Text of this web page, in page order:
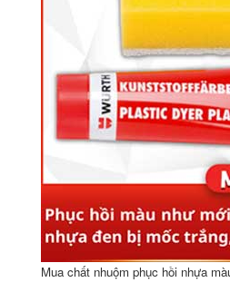
Mua chất nhuộm phục hồi nhựa